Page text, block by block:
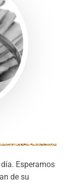
Esperamos
de su